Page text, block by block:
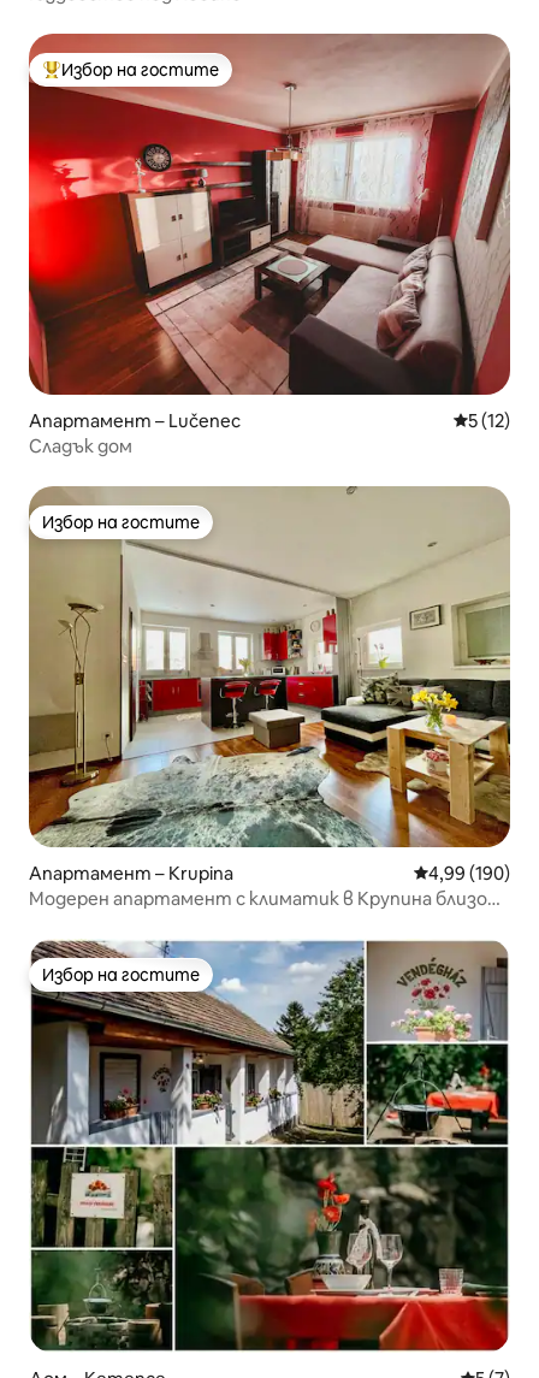
Най-популярен избор на гостите
Избор на гостите
Апартамент – Lučenec Средна
5 (12)
Сладък дом
Избор на гостите
Избор на гостите
Апартамент – Krupina Средна
4,99 (190)
Модерен апартамент с климатик в Крупина близо
Избор на гостите
Избор на гостите